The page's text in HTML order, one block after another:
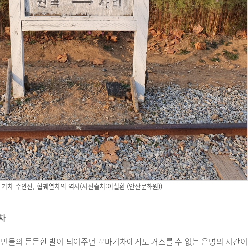
차 수인선, 협궤열차의 역사(사진출처:이철환 (안산문화원))
들의 든든한 발이 되어주던 꼬마기차에게도 거스를 수 없는 운명의 시간이